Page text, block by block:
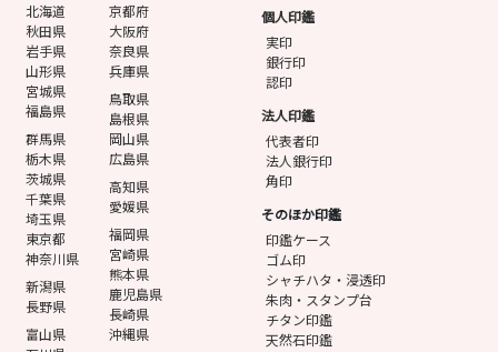
北海道
秋田県
岩手県
山形県
宮城県
福島県
群馬県
栃木県
茨城県
千葉県
埼玉県
東京都
神奈川県
新潟県
長野県
富山県
京都府
大阪府
奈良県
兵庫県
鳥取県
島根県
岡山県
広島県
高知県
愛媛県
福岡県
宮崎県
熊本県
鹿児島県
長崎県
沖縄県
個人印鑑
実印
銀行印
認印
法人印鑑
代表者印
法人銀行印
角印
そのほか印鑑
印鑑ケース
ゴム印
シャチハタ・浸透印
朱肉・スタンプ台
チタン印鑑
天然石印鑑